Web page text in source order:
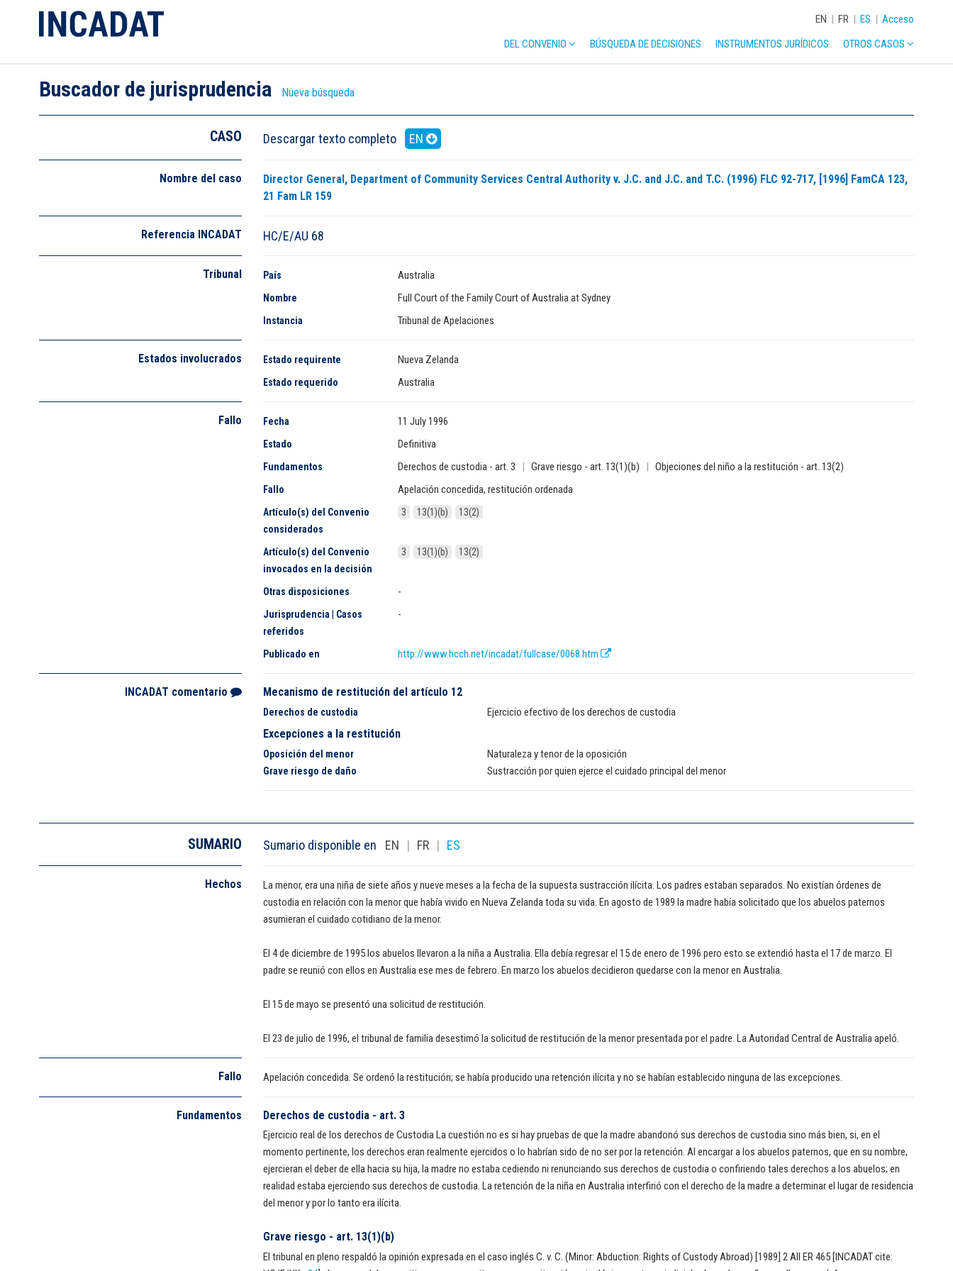
EN | FR | ES | Acceso
DEL CONVENIO
BÚSQUEDA DE DECISIONES INSTRUMENTOS JURÍDICOS OTROS CASOS
Buscador de jurisprudencia Nueva búsqueda
CASO Descargar texto completo EN
Nombre del caso
Director General, Department of Community Services Central Authority v. J.C. and J.C. and T.C. (1996) FLC 92-717, [1996] FamCA 123,
21 Fam LR 159
Referencia INCADAT HC/E/AU 68
Tribunal País Australia
Nombre Full Court of the Family Court of Australia at Sydney
Instancia Tribunal de Apelaciones
Estados involucrados Estado requirente Nueva Zelanda
Estado requerido Australia
Fallo Fecha 11 July 1996
Estado Definitiva
Fundamentos Derechos de custodia - art. 3 | Grave riesgo - art. 13(1)(b) | Objeciones del niño a la restitución - art. 13(2)
Fallo Apelación concedida, restitución ordenada
Artículo(s) del Convenio
considerados
3 13(1)(b) 13(2)
Artículo(s) del Convenio
invocados en la decisión
3 13(1)(b) 13(2)
Otras disposiciones -
Jurisprudencia | Casos
referidos
-
Publicado en http://www.hcch.net/incadat/fullcase/0068.htm
INCADAT comentario Mecanismo de restitución del artículo 12
Derechos de custodia Ejercicio efectivo de los derechos de custodia
Excepciones a la restitución
Oposición del menor Naturaleza y tenor de la oposición
Grave riesgo de daño Sustracción por quien ejerce el cuidado principal del menor
SUMARIO Sumario disponible en EN | FR | ES
Hechos
La menor, era una niña de siete años y nueve meses a la fecha de la supuesta sustracción ilícita. Los padres estaban separados. No existían órdenes de
custodia en relación con la menor que había vivido en Nueva Zelanda toda su vida. En agosto de 1989 la madre había solicitado que los abuelos paternos
asumieran el cuidado cotidiano de la menor.
El 4 de diciembre de 1995 los abuelos llevaron a la niña a Australia. Ella debía regresar el 15 de enero de 1996 pero esto se extendió hasta el 17 de marzo. El
padre se reunió con ellos en Australia ese mes de febrero. En marzo los abuelos decidieron quedarse con la menor en Australia.
El 15 de mayo se presentó una solicitud de restitución.
El 23 de julio de 1996, el tribunal de familia desestimó la solicitud de restitución de la menor presentada por el padre. La Autoridad Central de Australia apeló.
Fallo Apelación concedida. Se ordenó la restitución; se había producido una retención ilícita y no se habían establecido ninguna de las excepciones.
Fundamentos Derechos de custodia - art. 3
Ejercicio real de los derechos de Custodia La cuestión no es si hay pruebas de que la madre abandonó sus derechos de custodia sino más bien, si, en el
momento pertinente, los derechos eran realmente ejercidos o lo habrían sido de no ser por la retención. Al encargar a los abuelos paternos, que en su nombre,
ejercieran el deber de ella hacia su hija, la madre no estaba cediendo ni renunciando sus derechos de custodia o confiriendo tales derechos a los abuelos; en
realidad estaba ejerciendo sus derechos de custodia. La retención de la niña en Australia interfirió con el derecho de la madre a determinar el lugar de residencia
del menor y por lo tanto era ilícita.
Grave riesgo - art. 13(1)(b)
El tribunal en pleno respaldó la opinión expresada en el caso inglés C. v. C. (Minor: Abduction: Rights of Custody Abroad) [1989] 2 All ER 465 [INCADAT cite: